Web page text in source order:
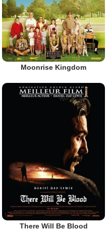
Moonrise Kingdom
There Will Be Blood